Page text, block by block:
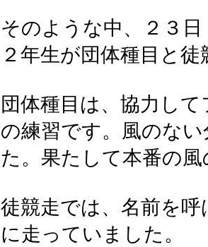
そのような中、２３
２年生が団体種目と
団体種目は、協力し
の練習です。風のな
た。果たして本番の
徒競走では、名前を
に走っていました。